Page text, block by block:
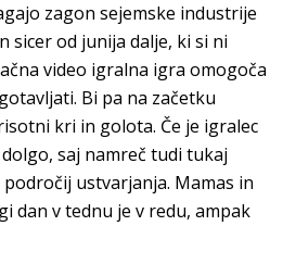
zagon sejemske industrije
sicer od junija dalje, ki si ni
video igralna igra omogoča
Bi pa na začetku
kri in golota. Če je igralec
saj namreč tudi tukaj
ustvarjanja. Mamas in
dan v tednu je v redu, ampak